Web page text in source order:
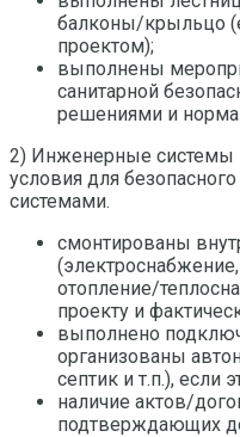
балконы/крыльцо
проектом);
выполнены
санитарной
решениями и
2) Инженерные системы
условия для
системами.
смонтированы
отопление/
проекту и
выполнено
организованы
септик и т.п.), если
наличие актов/
подтверждающих